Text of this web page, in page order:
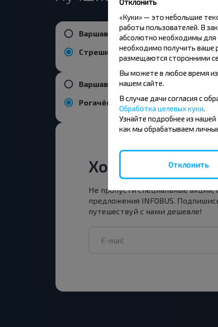
Варшава
Стрешин
Варшава
Рогачёв
Хотите
Не пропусти специальные
предложения INFOBUS.
путешествуй с нами дешевле!
«Куки» — это небольшие
работы пользователей. В
абсолютно необходимы для
необходимо получить ваше
размещаются сторонними
Вы можете в любое время
нашем сайте.
В случае дачи согласия с
Обработка целевых куки
Узнайте подробнее из нашей
как мы обрабатываем
Отклонить